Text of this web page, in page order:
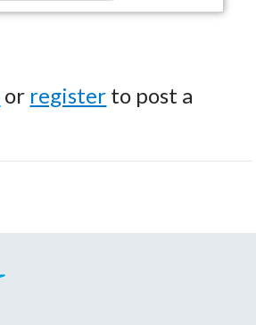
or register to post a